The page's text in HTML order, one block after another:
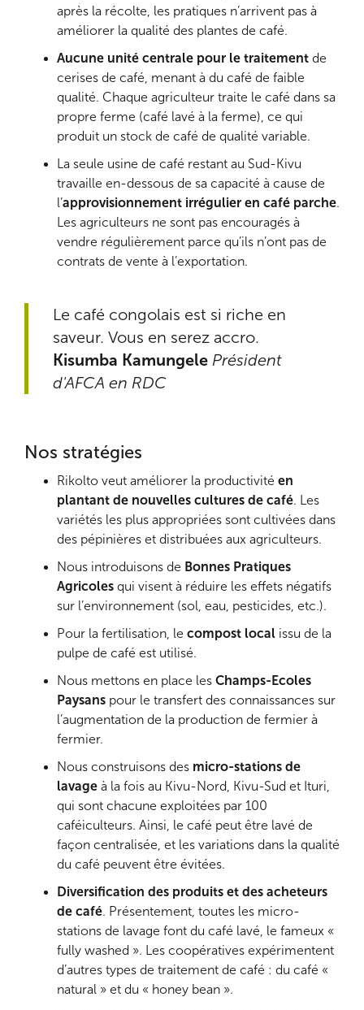
après la récolte, les pratiques n’arrivent pas à
améliorer la qualité des plantes de café.
Aucune unité centrale pour le traitement de
cerises de café, menant à du café de faible
qualité. Chaque agriculteur traite le café dans sa
propre ferme (café lavé à la ferme), ce qui
produit un stock de café de qualité variable.
La seule usine de café restant au Sud-Kivu
travaille en-dessous de sa capacité à cause de
l’approvisionnement irrégulier en café parche.
Les agriculteurs ne sont pas encouragés à
vendre régulièrement parce qu’ils n’ont pas de
contrats de vente à l’exportation.
Le café congolais est si riche en
saveur. Vous en serez accro.
Kisumba Kamungele Président
d'AFCA en RDC
Nos stratégies
Rikolto veut améliorer la productivité en
plantant de nouvelles cultures de café. Les
variétés les plus appropriées sont cultivées dans
des pépinières et distribuées aux agriculteurs.
Nous introduisons de Bonnes Pratiques
Agricoles qui visent à réduire les effets négatifs
sur l’environnement (sol, eau, pesticides, etc.).
Pour la fertilisation, le compost local issu de la
pulpe de café est utilisé.
Nous mettons en place les Champs-Ecoles
Paysans pour le transfert des connaissances sur
l’augmentation de la production de fermier à
fermier.
Nous construisons des micro-stations de
lavage à la fois au Kivu-Nord, Kivu-Sud et Ituri,
qui sont chacune exploitées par 100
caféiculteurs. Ainsi, le café peut être lavé de
façon centralisée, et les variations dans la qualité
du café peuvent être évitées.
Diversification des produits et des acheteurs
de café. Présentement, toutes les micro-
stations de lavage font du café lavé, le fameux «
fully washed ». Les coopératives expérimentent
d’autres types de traitement de café : du café «
natural » et du « honey bean ».